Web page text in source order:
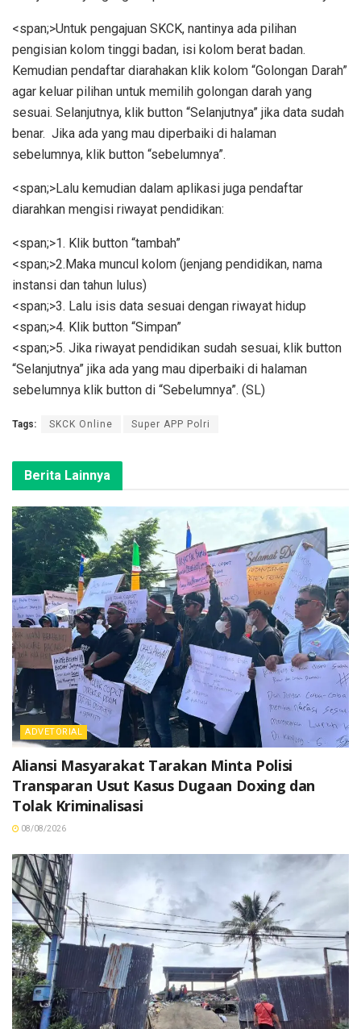
<span;>Untuk pengajuan SKCK, nantinya ada pilihan
pengisian kolom tinggi badan, isi kolom berat badan.
Kemudian pendaftar diarahakan klik kolom “Golongan Darah”
agar keluar pilihan untuk memilih golongan darah yang
sesuai. Selanjutnya, klik button “Selanjutnya” jika data sudah
benar. Jika ada yang mau diperbaiki di halaman
sebelumnya, klik button “sebelumnya”.
<span;>Lalu kemudian dalam aplikasi juga pendaftar
diarahkan mengisi riwayat pendidikan:
<span;>1. Klik button “tambah”
<span;>2.Maka muncul kolom (jenjang pendidikan, nama
instansi dan tahun lulus)
<span;>3. Lalu isis data sesuai dengan riwayat hidup
<span;>4. Klik button “Simpan”
<span;>5. Jika riwayat pendidikan sudah sesuai, klik button
“Selanjutnya” jika ada yang mau diperbaiki di halaman
sebelumnya klik button di “Sebelumnya”. (SL)
Tags: SKCK Online Super APP Polri
Berita Lainnya
ADVETORIAL
Aliansi Masyarakat Tarakan Minta Polisi
Transparan Usut Kasus Dugaan Doxing dan
Tolak Kriminalisasi
08/08/2026